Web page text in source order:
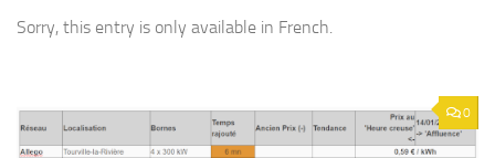
Sorry, this entry is only available in French.
0